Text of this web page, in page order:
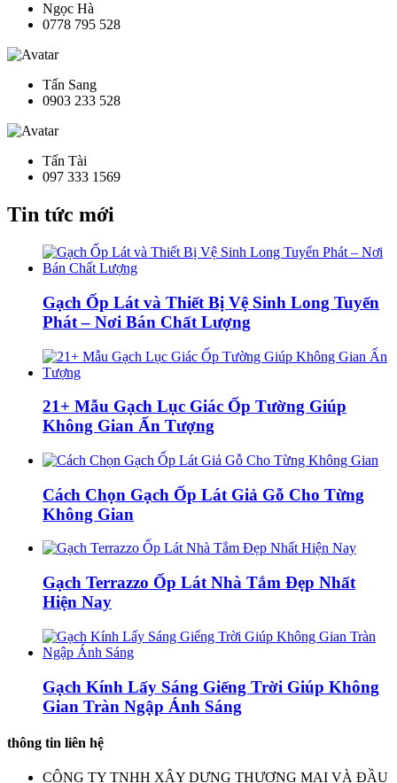
Ngọc Hà
0778 795 528
Tấn Sang
0903 233 528
Tấn Tài
097 333 1569
Tin tức mới
Gạch Ốp Lát và Thiết Bị Vệ Sinh Long Tuyến
Phát – Nơi Bán Chất Lượng
21+ Mẫu Gạch Lục Giác Ốp Tường Giúp
Không Gian Ấn Tượng
Cách Chọn Gạch Ốp Lát Giả Gỗ Cho Từng
Không Gian
Gạch Terrazzo Ốp Lát Nhà Tắm Đẹp Nhất
Hiện Nay
Gạch Kính Lấy Sáng Giếng Trời Giúp Không
Gian Tràn Ngập Ánh Sáng
thông tin liên hệ
CÔNG TY TNHH XÂY DỰNG THƯƠNG MẠI VÀ ĐẦU